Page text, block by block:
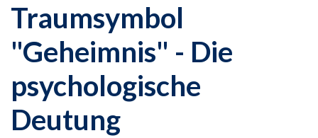
Traumsymbol
"Geheimnis" - Die
psychologische
Deutung